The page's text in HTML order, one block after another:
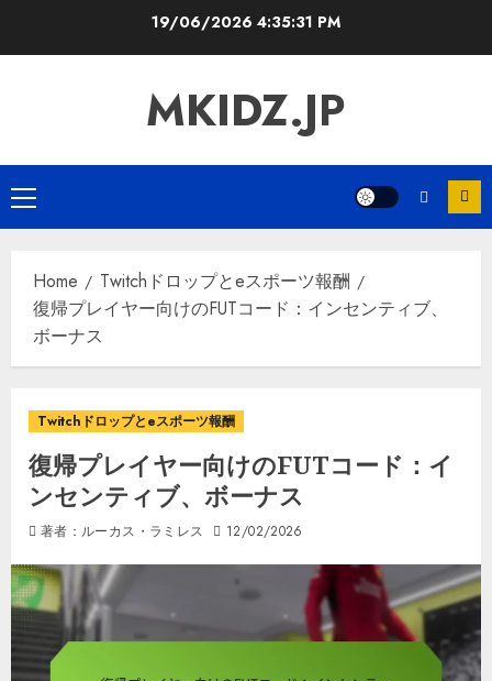
19/06/2026 4:35:33 PM
MKIDZ.JP
Primary
Menu
Home
Twitchドロップとeスポーツ報酬
復帰プレイヤー向けのFUTコード：インセンティブ、
ボーナス
Twitchドロップとeスポーツ報酬
復帰プレイヤー向けのFUTコード：イ
ンセンティブ、ボーナス
著者：ルーカス・ラミレス 12/02/2026